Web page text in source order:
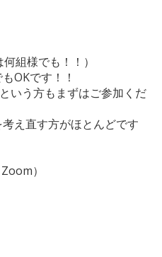
組様でも！！）
OKです！！
いう方もまずはご参加くだ
え直す方がほとんどです
）